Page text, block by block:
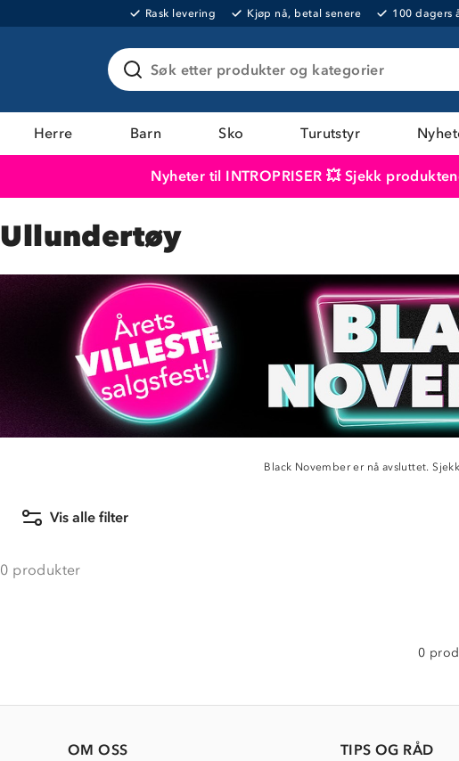
Rask levering Kjøp nå, betal senere 100 dagers
Søk etter produkter og kategorier
Herre Barn Sko Turutstyr
Nyheter til INTROPRISER 💥 Sjekk
Ullundertøy
Black November er nå avsluttet.
Vis alle filter
0 produkter
0
OM OSS
TIPS OG RÅD